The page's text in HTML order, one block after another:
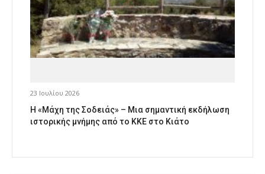
23 Ιουλίου 2026
Η «Μάχη της Σοδειάς» – Μια σημαντική εκδήλωση
ιστορικής μνήμης από το ΚΚΕ στο Κιάτο